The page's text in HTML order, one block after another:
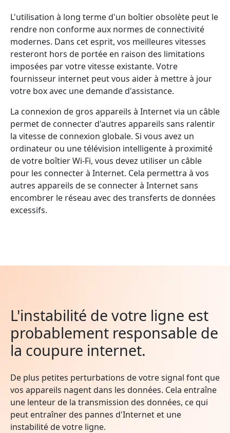
L'utilisation à long terme d'un boîtier obsolète peut le
rendre non conforme aux normes de connectivité
modernes. Dans cet esprit, vos meilleures vitesses
resteront hors de portée en raison des limitations
imposées par votre vitesse existante. Votre
fournisseur internet peut vous aider à mettre à jour
votre box avec une demande d'assistance.
La connexion de gros appareils à Internet via un câble
permet de connecter d'autres appareils sans ralentir
la vitesse de connexion globale. Si vous avez un
ordinateur ou une télévision intelligente à proximité
de votre boîtier Wi-Fi, vous devez utiliser un câble
pour les connecter à Internet. Cela permettra à vos
autres appareils de se connecter à Internet sans
encombrer le réseau avec des transferts de données
excessifs.
L'instabilité de votre ligne est
probablement responsable de
la coupure internet.
De plus petites perturbations de votre signal font que
vos appareils nagent dans les données. Cela entraîne
une lenteur de la transmission des données, ce qui
peut entraîner des pannes d'Internet et une
instabilité de votre ligne.